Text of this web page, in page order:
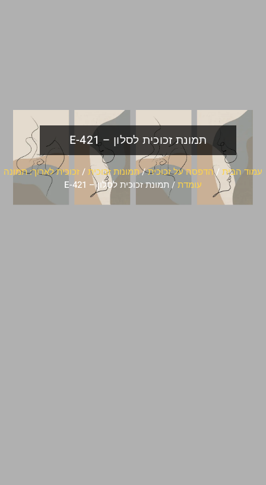
תמונת זכוכית לסלון – E-421
עמוד הבית /הדפסה על זכוכית/תמונות זכוכית/זכוכית לארוך: תמונה
עומדת/ תמונת זכוכית לסלון – E-421